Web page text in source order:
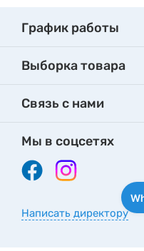
График работы
Выборка товара
Связь с нами
Мы в соцсетях
Написать директору